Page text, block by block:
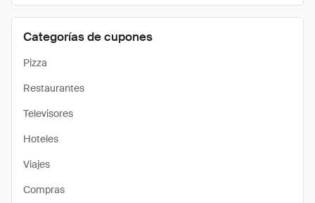
Categorías de cupones
Pizza
Restaurantes
Televisores
Hoteles
Viajes
Compras